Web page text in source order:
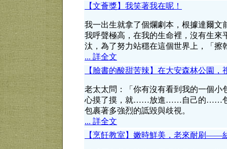
【文薈獎】我笑著我在呢！
我一出生就拿了個爛劇本，根據達爾
我呼聲極高，在我的生命裡，沒有生
汰，為了努力站穩在這個世界上，「擦
... 詳全文
【臉書的酸甜苦辣】在大安森林公園
老太太問：「你有沒有看到我的一個
心摸了摸，就……放進……自己的……包
包裹著多強烈的詆毀與歧視。
... 詳全文
【烹飪教室】嫩時鮮美，老來耐刷——